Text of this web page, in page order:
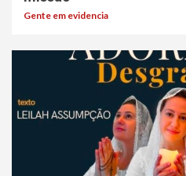
Gente em evidencia